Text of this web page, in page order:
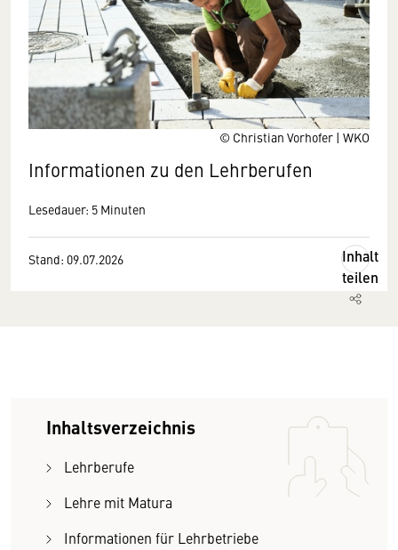
© Christian Vorhofer | WKO
Informationen zu den Lehrberufen
Lesedauer: 5 Minuten
Stand: 09.07.2026
Inhalt
teilen
Inhaltsverzeichnis
Lehrberufe
Lehre mit Matura
Informationen für Lehrbetriebe